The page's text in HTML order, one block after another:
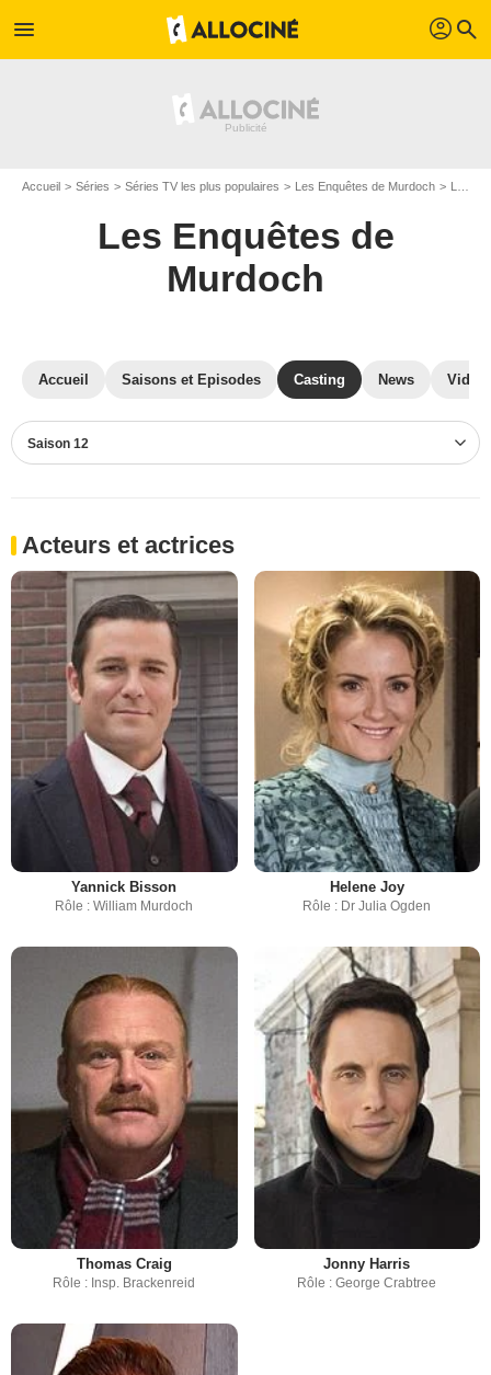
menu profil search
Accueil Séries Séries TV les plus populaires Les Enquêtes de Murdoch Les Enquêtes de Murdoch S12
Les Enquêtes de
Murdoch
Accueil Saisons et Episodes Casting News
Saison 12
Acteurs et actrices
Yannick Bisson
Rôle : William Murdoch
Helene Joy
Rôle : Dr Julia Ogden
Thomas Craig
Rôle : Insp. Brackenreid
Jonny Harris
Rôle : George Crabtree